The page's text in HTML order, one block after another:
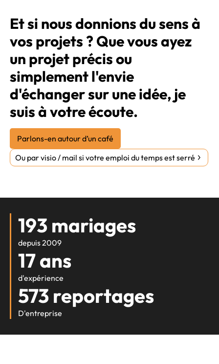
Et si nous donnions du sens à
vos projets ? Que vous ayez
un projet précis ou
simplement l'envie
d'échanger sur une idée, je
suis à votre écoute.
Parlons-en autour d’un café
Ou par visio / mail si votre emploi du temps est serré
193 mariages
depuis 2009
17 ans
d'expérience
573 reportages
D'entreprise